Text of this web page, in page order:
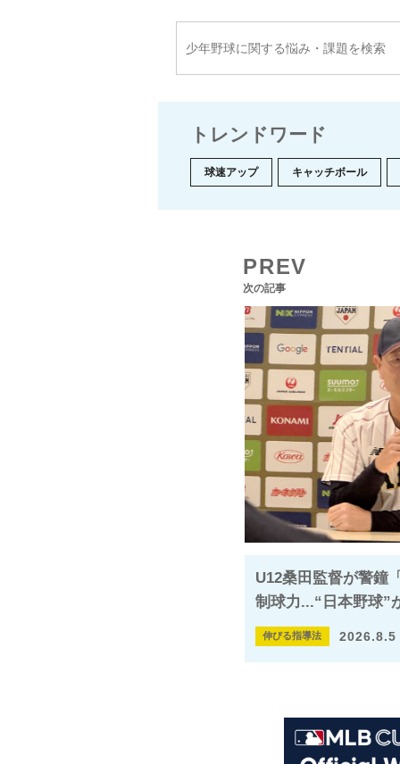
トレンドワード
球速アップ キャッチボール
PREV
次の記事
U12桑田監督が警鐘
制球力...“日本野球”
伸びる指導法 2026.8.5